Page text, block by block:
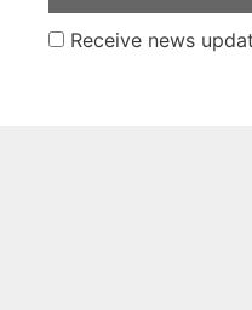
Receive news